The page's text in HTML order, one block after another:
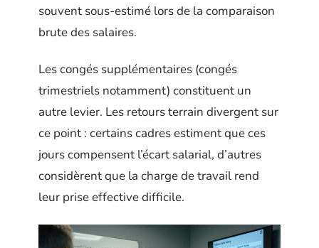
souvent sous-estimé lors de la comparaison
brute des salaires.
Les congés supplémentaires (congés
trimestriels notamment) constituent un
autre levier. Les retours terrain divergent sur
ce point : certains cadres estiment que ces
jours compensent l’écart salarial, d’autres
considèrent que la charge de travail rend
leur prise effective difficile.